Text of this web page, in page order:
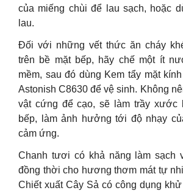
của miếng chùi để lau sạch, hoặc
lau.
Đối với những vết thức ăn cháy
trên bề mặt bếp, hãy chế một ít
mềm, sau đó dùng Kem tẩy mặt
Astonish C8630 để vệ sinh. Không
vật cứng để cạo, sẽ làm trầy xước
bếp, làm ảnh hưởng tới độ nhạy
cảm ứng.
Chanh tươi có khả năng làm sạch
đồng thời cho hương thơm mát tự
Chiết xuất Cây Sả có công dụng